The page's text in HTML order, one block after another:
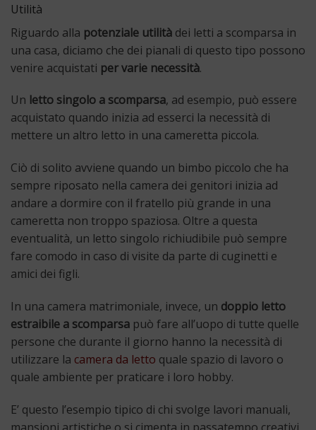
Utilità
Riguardo alla potenziale utilità dei letti a scomparsa in
una casa, diciamo che dei pianali di questo tipo possono
venire acquistati per varie necessità.
Un letto singolo a scomparsa, ad esempio, può essere
acquistato quando inizia ad esserci la necessità di
mettere un altro letto in una cameretta piccola.
Ciò di solito avviene quando un bimbo piccolo che ha
sempre riposato nella camera dei genitori inizia ad
andare a dormire con il fratello più grande in una
cameretta non troppo spaziosa. Oltre a questa
eventualità, un letto singolo richiudibile può sempre
fare comodo in caso di visite da parte di cuginetti e
amici dei figli.
In una camera matrimoniale, invece, un doppio letto
estraibile a scomparsa può fare all’uopo di tutte quelle
persone che durante il giorno hanno la necessità di
utilizzare la camera da letto quale spazio di lavoro o
quale ambiente per praticare i loro hobby.
E’ questo l’esempio tipico di chi svolge lavori manuali,